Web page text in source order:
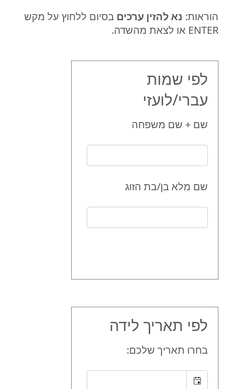
הוראות: נא להזין ערכים בסיום ללחוץ על מקש
ENTER או לצאת מהשדה.
לפי שמות
עברי/לועזי
שם + שם משפחה
שם מלא בן/בת הזוג
לפי תאריך לידה
בחרו תאריך שלכם: